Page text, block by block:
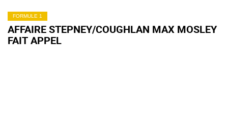
FORMULE 1
AFFAIRE STEPNEY/COUGHLAN MAX MOSLEY
FAIT APPEL